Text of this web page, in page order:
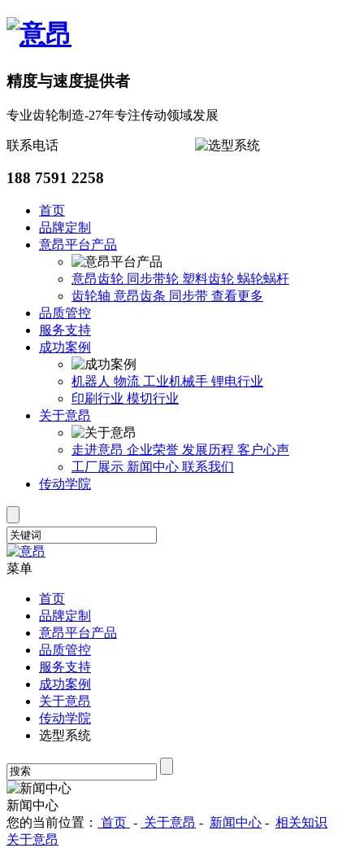
精度与速度提供者
专业齿轮制造-27年专注传动领域发展
联系电话
188 7591 2258
首页
品牌定制
意昂平台产品
意昂齿轮 同步带轮 塑料齿轮 蜗轮蜗杆
齿轮轴 意昂齿条 同步带 查看更多
品质管控
服务支持
成功案例
机器人 物流 工业机械手 锂电行业
印刷行业 模切行业
关于意昂
走进意昂 企业荣誉 发展历程 客户心声
工厂展示 新闻中心 联系我们
传动学院
菜单
首页
品牌定制
意昂平台产品
品质管控
服务支持
成功案例
关于意昂
传动学院
选型系统
新闻中心
您的当前位置：
首页 - 关于意昂 - 新闻中心 - 相关知识
关于意昂